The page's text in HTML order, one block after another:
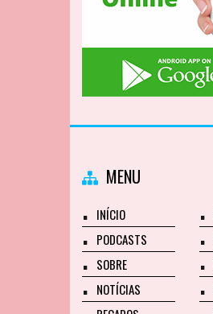
MENU
INÍCIO
PODCASTS
SOBRE
NOTÍCIAS